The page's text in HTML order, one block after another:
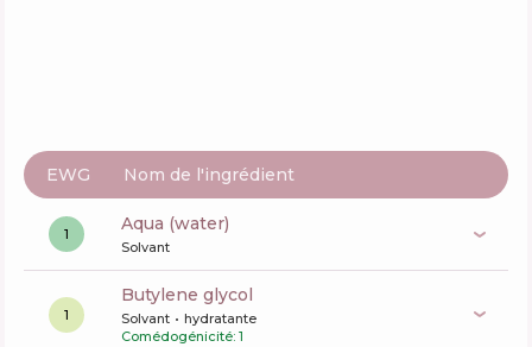
EWG Nom de l'ingrédient
1 aqua (water)
Solvant
1
butylene glycol
Solvant
hydratante
Comédogénicité: 1